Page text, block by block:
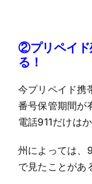
②プリペイド
る！
今プリペイド携
番号保管期間が
電話911だけは
州によっては、
で見たことがあ